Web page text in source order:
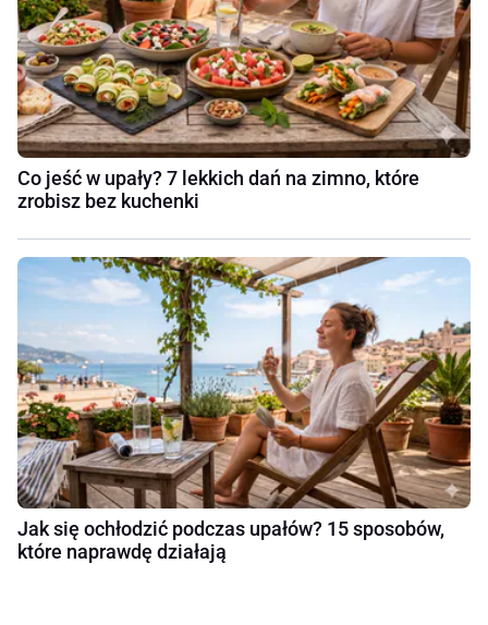
Co jeść w upały? 7 lekkich dań na zimno, które
zrobisz bez kuchenki
Jak się ochłodzić podczas upałów? 15 sposobów,
które naprawdę działają